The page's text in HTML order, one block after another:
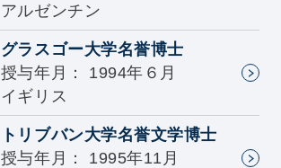
アルゼンチン
グラスゴー大学名誉博士
授与年月： 1994年６月
イギリス
トリブバン大学名誉文学博士
授与年月： 1995年11月